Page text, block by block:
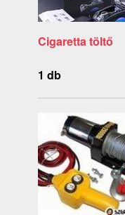
Cigaretta töltő
1 db